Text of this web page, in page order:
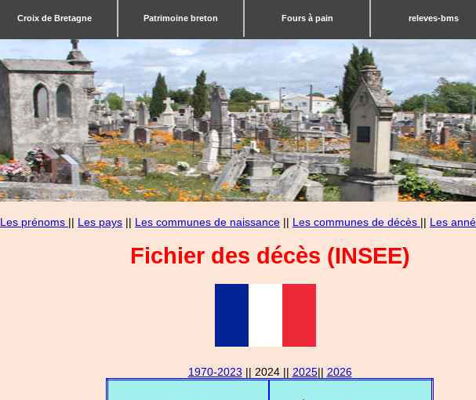
Croix de Bretagne Patrimoine breton Fours à pain releves-bms
Les prénoms || Les pays || Les communes de naissance || Les communes de décès || Les
Fichier des décès (INSEE)
1970-2023 || 2024 || 2025|| 2026